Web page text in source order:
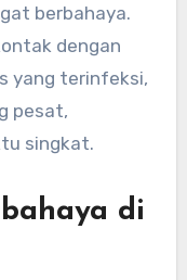
berbahaya.
dengan
yang terinfeksi,
pesat,
singkat.
di